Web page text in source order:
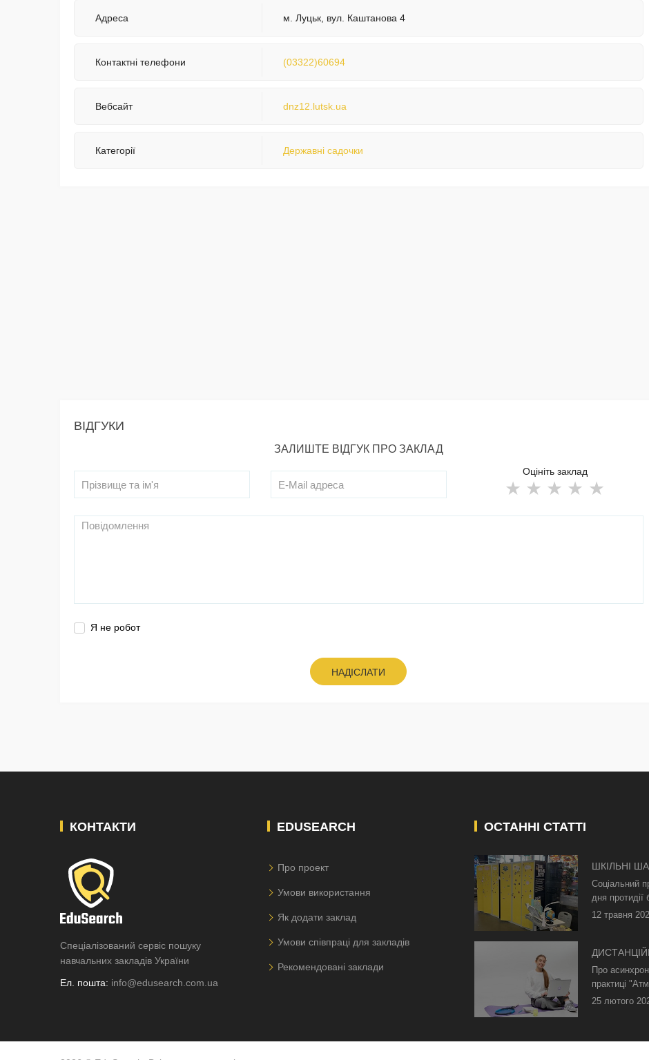
Адреса м. Луцьк, вул. Каштанова 4
Контактні телефони (03322)60694
Вебсайт dnz12.lutsk.ua
Категорії Державні садочки
ВІДГУКИ
ЗАЛИШТЕ ВІДГУК ПРО ЗАКЛАД
Оцініть заклад
Я не робот
НАДІСЛАТИ
КОНТАКТИ
Спеціалізований сервіс пошуку
навчальних закладів України
Ел. пошта: info@edusearch.com.ua
EDUSEARCH
Про проект
Умови використання
Як додати заклад
Умови співпраці для закладів
Рекомендовані заклади
ОСТАННІ СТАТТІ
ШКІЛЬНІ
КИЄВІ
Соціальний
дня протидії
12 травня
БЕЗ
ОСВІТНІЙ
Про
практиці
25 лютого